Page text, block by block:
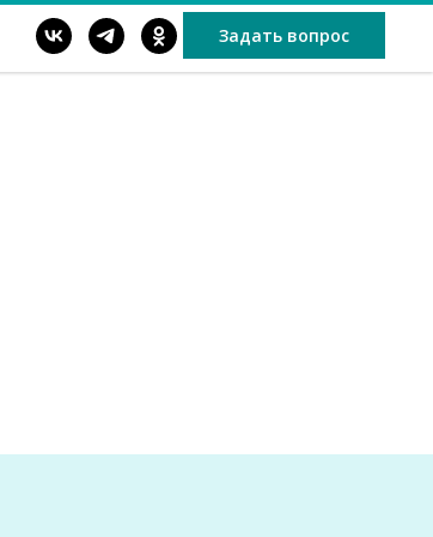
Задать вопрос